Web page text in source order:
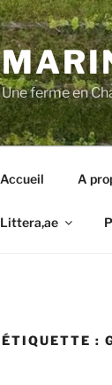
Une ferme en
Accueil A
Littera,ae
ÉTIQUETTE :